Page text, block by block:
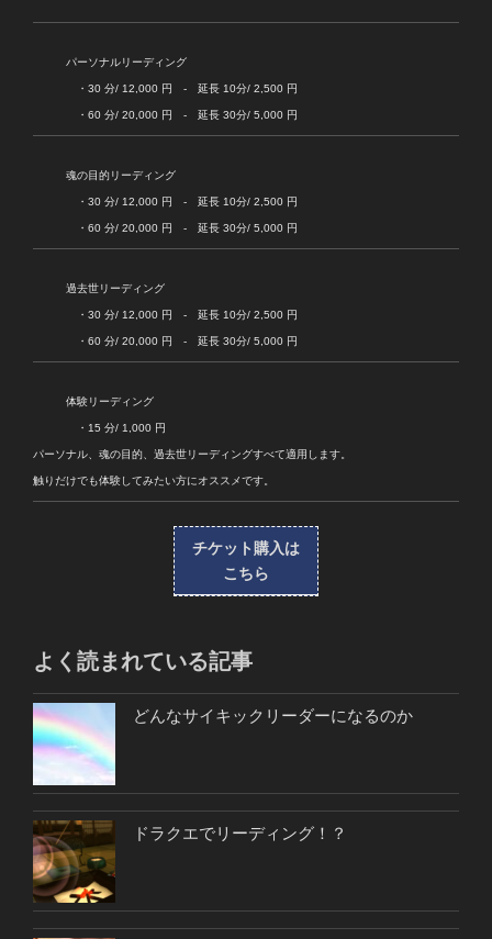
パーソナルリーディング
・30 分/ 12,000 円 - 延長 10分/ 2,500 円
・60 分/ 20,000 円 - 延長 30分/ 5,000 円
魂の目的リーディング
・30 分/ 12,000 円 - 延長 10分/ 2,500 円
・60 分/ 20,000 円 - 延長 30分/ 5,000 円
過去世リーディング
・30 分/ 12,000 円 - 延長 10分/ 2,500 円
・60 分/ 20,000 円 - 延長 30分/ 5,000 円
体験リーディング
・15 分/ 1,000 円
パーソナル、魂の目的、過去世リーディングすべて適用します。
触りだけでも体験してみたい方にオススメです。
チケット購入は
こちら
よく読まれている記事
どんなサイキックリーダーになるのか
ドラクエでリーディング！？